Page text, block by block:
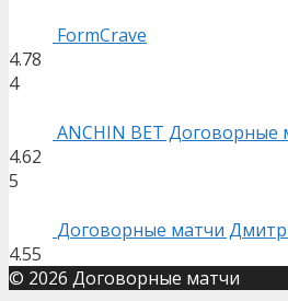
FormCrave
4.78
4
ANCHIN BET Договорные
4.62
5
Договорные матчи
4.55
© 2026 Договорные матчи